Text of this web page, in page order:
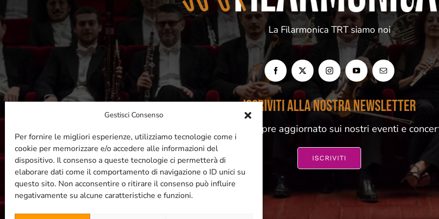
Gestisci Consenso
Per fornire le migliori esperienze, utilizziamo tecnologie come i
cookie per memorizzare e/o accedere alle informazioni del
dispositivo. Il consenso a queste tecnologie ci permetterà di
elaborare dati come il comportamento di navigazione o ID unici su
questo sito. Non acconsentire o ritirare il consenso può influire
negativamente su alcune caratteristiche e funzioni.
La Filarmonica TRT siamo noi
ISCRIVITI ALLA NOSTRA NEWSLETTER
Resta sempre aggiornato sui nostri eventi e
ISCRIVITI